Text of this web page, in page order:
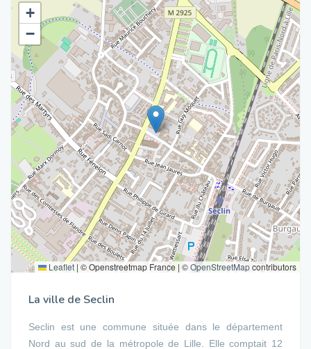
+
−
Leaflet | © Openstreetmap France | ©OpenStreetMapcontributors
La ville de Seclin
Seclin est une commune située dans le département
Nord au sud de la métropole de Lille. Elle comptait 12